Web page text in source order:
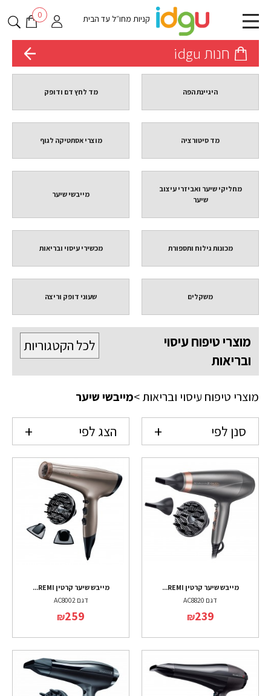
קניות מחו״ל עד הבית 0
חנות idgu
היגיינת הפה מד לחץ דם ודופק
מד סיטורציה מוצרי אסתטיקה לגוף
מחליקי שיער ואביזרי עיצוב
שיער
מייבשי שיער
מכונות גילוח ותספורת מכשירי עיסוי ובריאות
משקלים שעוני דופק וריצה
לכל הקטגוריות
מוצרי טיפוח עיסוי
ובריאות
מוצרי טיפוח עיסוי ובריאות>מייבשי שיער
סנן לפי הצג לפי
מייבש שיער קרטין REMI...
דגם AC8820
₪239
מייבש שיער קרטין REMI...
דגם AC8002
₪259